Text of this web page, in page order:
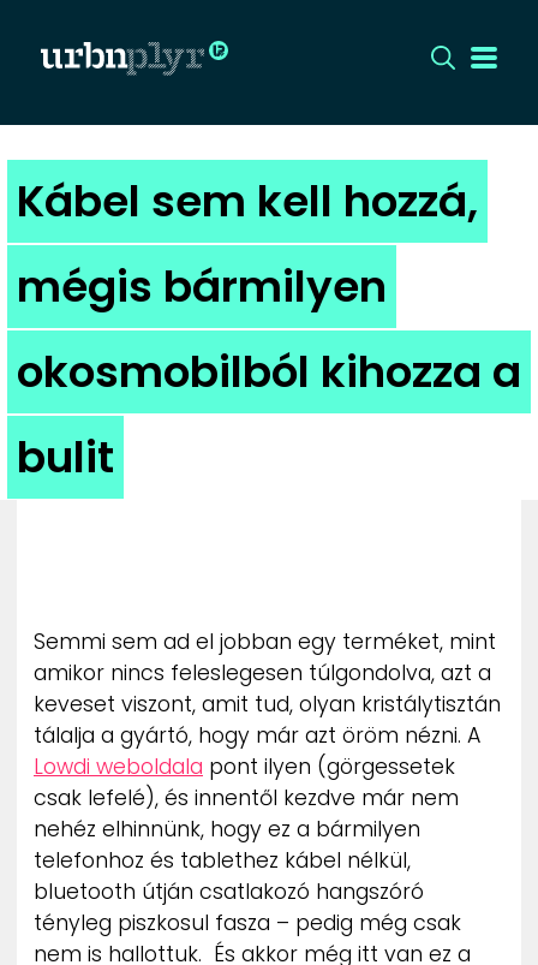
CÍMLAP
DIZÁJN
DIVAT
HIP
IMPRESSZUM
PR-ARCHÍVUM
ADATKEZELÉSI TÁJÉKOZTATÓ
Kábel sem kell hozzá,
mégis bármilyen
okosmobilból kihozza a
bulit
Semmi sem ad el jobban egy terméket, mint
amikor nincs feleslegesen túlgondolva, azt a
keveset viszont, amit tud, olyan kristálytisztán
tálalja a gyártó, hogy már azt öröm nézni. A
Lowdi weboldala pont ilyen (görgessetek
csak lefelé), és innentől kezdve már nem
nehéz elhinnünk, hogy ez a bármilyen
telefonhoz és tablethez kábel nélkül,
bluetooth útján csatlakozó hangszóró
tényleg piszkosul fasza – pedig még csak
nem is hallottuk. És akkor még itt van ez a